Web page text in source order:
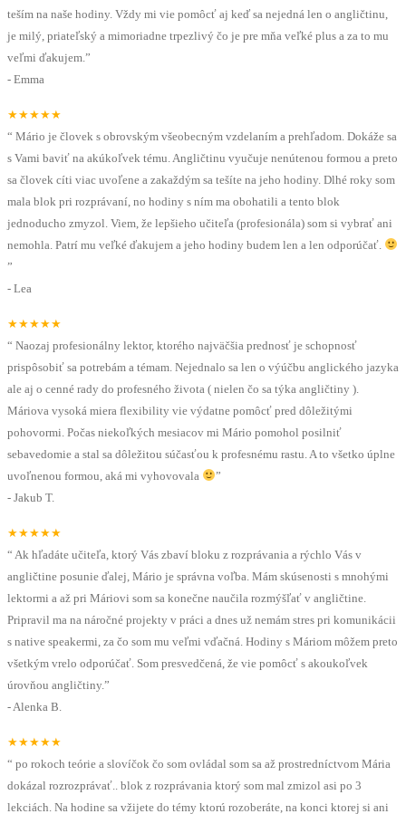
teším na naše hodiny. Vždy mi vie pomôcť aj keď sa nejedná len o angličtinu,
je milý, priateľský a mimoriadne trpezlivý čo je pre mňa veľké plus a za to mu
veľmi ďakujem. ”
- Emma
★★★★★
“ Mário je človek s obrovským všeobecným vzdelaním a prehľadom. Dokáže sa
s Vami baviť na akúkoľvek tému. Angličtinu vyučuje nenútenou formou a preto
sa človek cíti viac uvoľene a zakaždým sa tešíte na jeho hodiny. Dlhé roky som
mala blok pri rozprávaní, no hodiny s ním ma obohatili a tento blok
jednoducho zmyzol. Viem, že lepšieho učiteľa (profesionála) som si vybrať ani
nemohla. Patrí mu veľké ďakujem a jeho hodiny budem len a len odporúčať.
”
- Lea
★★★★★
“ Naozaj profesionálny lektor, ktorého najväčšia prednosť je schopnosť
prispôsobiť sa potrebám a témam. Nejednalo sa len o výúčbu anglického jazyka
ale aj o cenné rady do profesného života ( nielen čo sa týka angličtiny ).
Máriova vysoká miera flexibility vie výdatne pomôcť pred dôležitými
pohovormi. Počas niekoľkých mesiacov mi Mário pomohol posilniť
sebavedomie a stal sa dôležitou súčasťou k profesnému rastu. A to všetko úplne
uvoľnenou formou, aká mi vyhovovala
”
- Jakub T.
★★★★★
“ Ak hľadáte učiteľa, ktorý Vás zbaví bloku z rozprávania a rýchlo Vás v
angličtine posunie ďalej, Mário je správna voľba. Mám skúsenosti s mnohými
lektormi a až pri Máriovi som sa konečne naučila rozmýšľať v angličtine.
Pripravil ma na náročné projekty v práci a dnes už nemám stres pri komunikácii
s native speakermi, za čo som mu veľmi vďačná. Hodiny s Máriom môžem preto
všetkým vrelo odporúčať. Som presvedčená, že vie pomôcť s akoukoľvek
úrovňou angličtiny.”
-Alenka B.
★★★★★
“ po rokoch teórie a slovíčok čo som ovládal som sa až prostredníctvom Mária
dokázal rozrozprávať.. blok z rozprávania ktorý som mal zmizol asi po 3
lekciách. Na hodine sa vžijete do témy ktorú rozoberáte, na konci ktorej si ani